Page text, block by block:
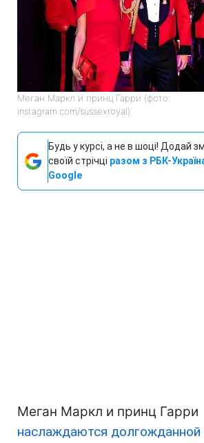
Меган Маркл и принц Гарри (фото:
instagram.com/sussexroyal)
Будь у курсі, а не в шоці! Додай
своїй стрічці разом з РБК-
Google
Меган Маркл и принц Гарри
наслаждаются долгожданной